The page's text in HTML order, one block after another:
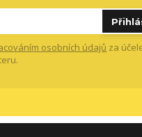
osobních údajů za